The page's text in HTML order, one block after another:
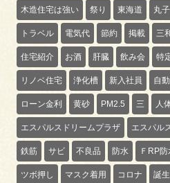
木造住宅は強い 祭り 東海道 丸
トラベル 電気代 節約 掲載 三
住宅紹介 お酒 肝臓 飲み会 特
リノベ住宅 浄化槽 新入社員 自
ローン金利 黄砂 PM2.5 三 人
エスパルスドリームプラザ エスパル
鉄筋 サビ 不良品 防水 ＦRP防
ツボ押し マスク着用 コロナ 誕